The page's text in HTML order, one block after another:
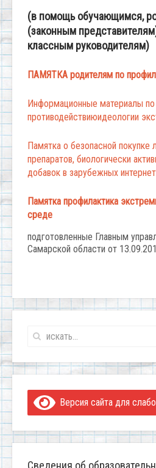
(в помощь обучающимся,
(законным
классным руководителям)
ПАМЯТКА родителям по
Информационные материалы по
противодействиюидеологии
Памятка о безопасной покупке
препаратов, биологически
добавок в зарубежных
Памятка профилактика
среде
подготовленные Главным
Самарской области от
Версия сайта для
Сведения об